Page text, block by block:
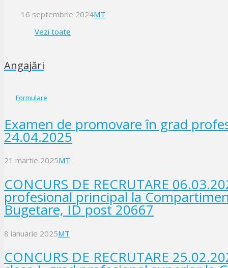
16 septembrie 2024MT
Vezi toate
Angajări
Formulare
Examen de promovare în grad
24.04.2025
21 martie 2025MT
CONCURS DE RECRUTARE
profesional principal la
Bugetare, ID post 20667
8 ianuarie 2025MT
CONCURS DE RECRUTARE